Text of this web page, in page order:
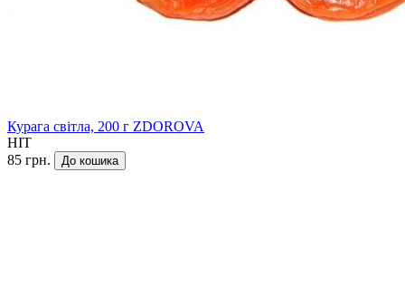
Курага світла, 200 г ZDOROVA
HIT
85 грн.
До кошика